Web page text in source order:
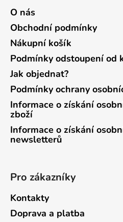
O nás
Obchodní podmínky
Nákupní košík
Podmínky odstoupení od
Jak objednat?
Podmínky ochrany
Informace o získání
zboží
Informace o získání
newsletterů
Pro zákazníky
Kontakty
Doprava a platba